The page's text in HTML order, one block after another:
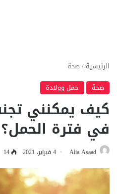
الرئيسية /صحة
صحة
حمل وولادة
كيف يمكنني
في فترة الحمل؟
Alia Asaad 4 فبراير، 2021 14